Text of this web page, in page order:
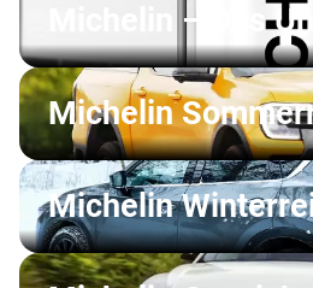
Michelin – Das
Michelin
Michelin